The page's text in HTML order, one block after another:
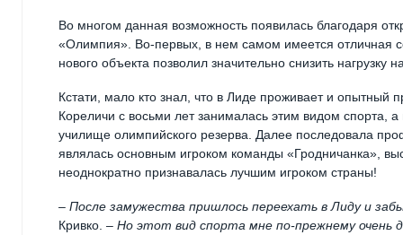
Во многом данная возможность появилась благодаря
«Олимпия». Во-первых, в нем самом имеется отличная
нового объекта позволил значительно снизить нагрузку
Кстати, мало кто знал, что в Лиде проживает и опытный
Кореличи с восьми лет занималась этим видом спорта,
училище олимпийского резерва. Далее последовала
являлась основным игроком команды «Гродничанка»,
неоднократно признавалась лучшим игроком страны!
– После замужества пришлось переехать в Лиду и
Кривко. – Но этот вид спорта мне по-прежнему очень